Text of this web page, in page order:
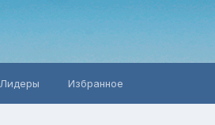
Лидеры Избранное